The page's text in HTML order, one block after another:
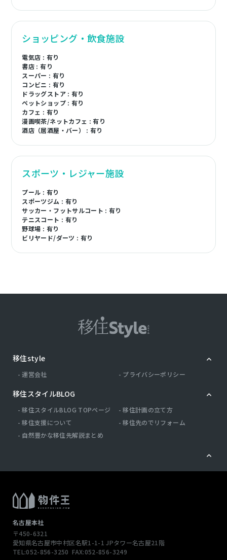
ショッピング・飲食施設
電気店 : 有り
書店 : 有り
スーパー : 有り
コンビニ : 有り
ドラッグストア : 有り
ペットショップ : 有り
カフェ : 有り
漫画喫茶/ネットカフェ : 有り
酒店（居酒屋・バー） : 有り
スポーツ・レジャー施設
プール : 有り
スポーツジム : 有り
サッカー・フットサルコート : 有り
テニスコート : 有り
野球場 : 有り
ビリヤード/ダーツ : 有り
移住style
運営会社 プライバシーポリシー
移住スタイルBLOG
移住スタイルBLOG TOPページ
移住計画の立て方
移住支援について
移住先のでリフォーム
自然豊かな移住先解説まとめ
名古屋本社
〒450-6321
愛知県名古屋市中村区名駅1-1-1JPタワー名古屋21階
TEL:052-856-3250FAX:052-856-3249